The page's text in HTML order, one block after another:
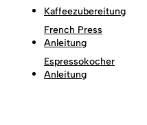
Kaffeezubereitung
French Press
Anleitung
Espressokocher
Anleitung